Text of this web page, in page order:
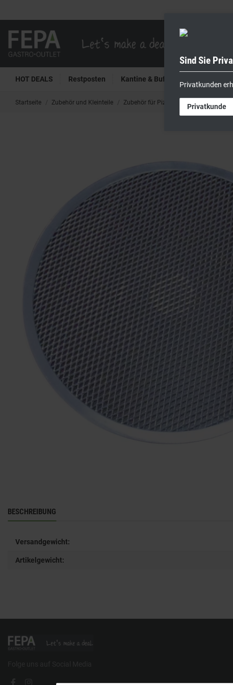
HOT DEALS Restposten Kantine & Buffet
Startseite Zubehör und Kleinteile Zubehör für Pizzeria Pizzagitter
BESCHREIBUNG
Versandgewicht:
Artikelgewicht:
Sind Sie
Privatkunden
Privatkunde